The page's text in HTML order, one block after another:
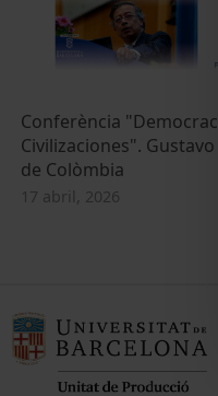
Conferència
Civilizaciones".
de Colòmbia
17 abril, 2026